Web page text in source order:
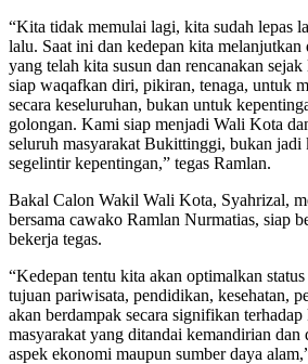
“Kita tidak memulai lagi, kita sudah lepas
lalu. Saat ini dan kedepan kita melanjutkan
yang telah kita susun dan rencanakan
siap waqafkan diri, pikiran, tenaga, untuk
secara keseluruhan, bukan untuk
golongan. Kami siap menjadi Wali Kota
seluruh masyarakat Bukittinggi, bukan jadi
segelintir kepentingan,” tegas Ramlan.
Bakal Calon Wakil Wali Kota, Syahrizal,
bersama cawako Ramlan Nurmatias, siap
bekerja tegas.
“Kedepan tentu kita akan optimalkan
tujuan pariwisata, pendidikan, kesehatan,
akan berdampak secara signifikan terhadap
masyarakat yang ditandai kemandirian dan
aspek ekonomi maupun sumber daya